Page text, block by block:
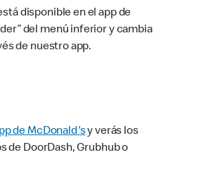
disponible en el app de
del menú inferior y cambia
de nuestro app.
de McDonald'sy verás los
de DoorDash, Grubhub o